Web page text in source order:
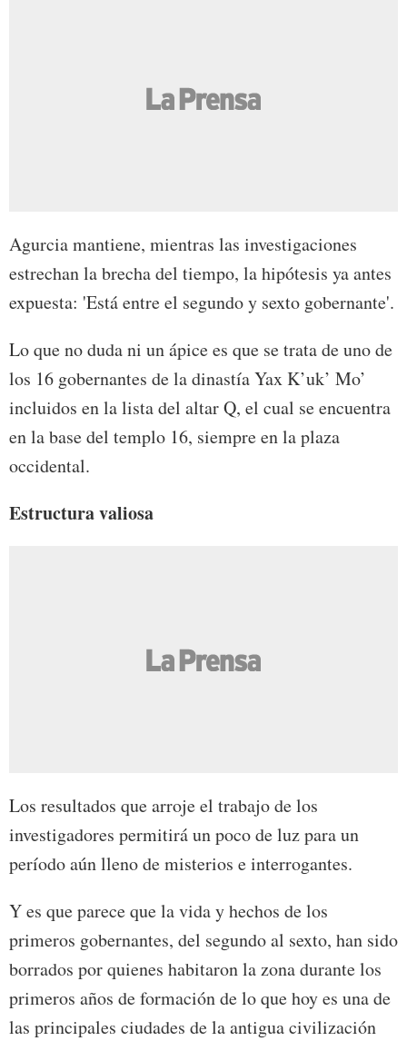
Agurcia mantiene, mientras las investigaciones
estrechan la brecha del tiempo, la hipótesis ya antes
expuesta: 'Está entre el segundo y sexto gobernante'.
Lo que no duda ni un ápice es que se trata de uno de
los 16 gobernantes de la dinastía Yax K’uk’ Mo’
incluidos en la lista del altar Q, el cual se encuentra
en la base del templo 16, siempre en la plaza
occidental.
Estructura valiosa
Los resultados que arroje el trabajo de los
investigadores permitirá un poco de luz para un
período aún lleno de misterios e interrogantes.
Y es que parece que la vida y hechos de los
primeros gobernantes, del segundo al sexto, han sido
borrados por quienes habitaron la zona durante los
primeros años de formación de lo que hoy es una de
las principales ciudades de la antigua civilización